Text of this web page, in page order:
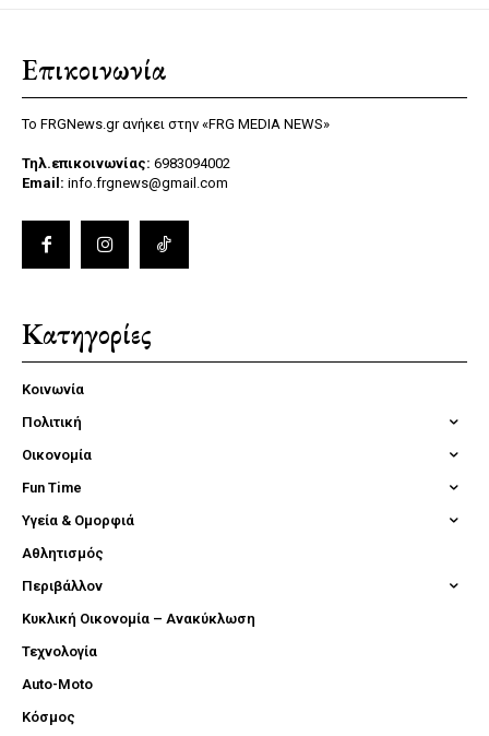
Επικοινωνία
Το FRGNews.gr ανήκει στην «FRG MEDIA NEWS»
Τηλ.επικοινωνίας: 6983094002
Email: info.frgnews@gmail.com
Κατηγορίες
Κοινωνία
Πολιτική
Οικονομία
Fun Time
Υγεία & Ομορφιά
Αθλητισμός
Περιβάλλον
Κυκλική Οικονομία – Ανακύκλωση
Τεχνολογία
Auto-Moto
Κόσμος